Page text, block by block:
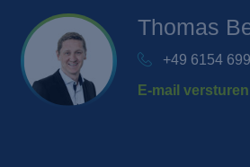
Thomas
+49 6154
E-mail versturen